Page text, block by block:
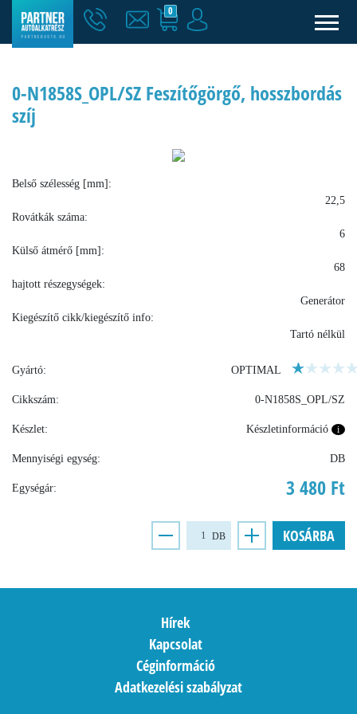
0
0-N1858S_OPL/SZ Feszítőgörgő, hosszbordás
szíj
Belső szélesség [mm]:
22,5
Rovátkák száma:
6
Külső átmérő [mm]:
68
hajtott részegységek:
Generátor
Kiegészítő cikk/kiegészítő info:
Tartó nélkül
Gyártó: OPTIMAL
Cikkszám: 0-N1858S_OPL/SZ
Készlet: Készletinformáció i
Mennyiségi egység: DB
Egységár: 3 480 Ft
DB KOSÁRBA
Hírek
Kapcsolat
Céginformáció
Adatkezelési szabályzat